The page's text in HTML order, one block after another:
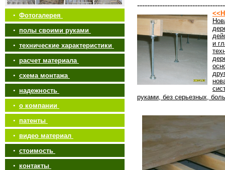
• Фотогалерея
• полы своими руками
• технические характеристики
• расчет материала
• схема монтажа
• надежность
• о компании
• патенты
• видео материал
• стоимость
• контакты
и
руками, без серьезных,